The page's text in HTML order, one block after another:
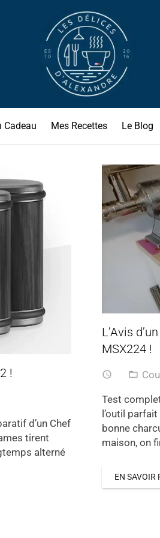
Cadeau Mes Recettes Le Blog
!
d’un Chef
tirent
alterné
L’Avis
MSX224 !
access_time folder_open
Test
l’outil
bonne
maison, on
EN SAVOIR